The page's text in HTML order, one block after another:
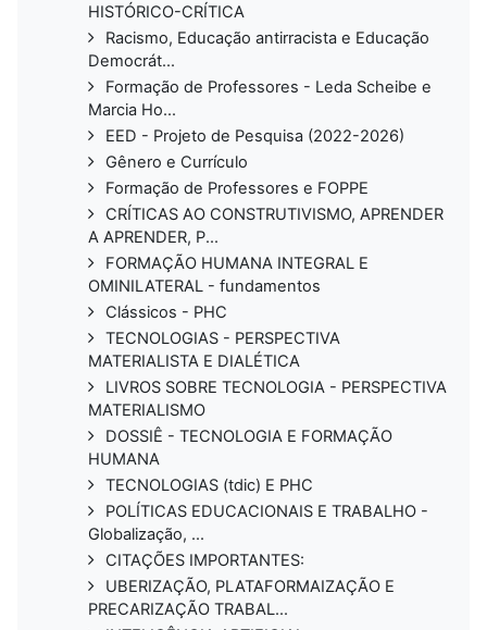
HISTÓRICO-CRÍTICA
Racismo, Educação antirracista e Educação
Democrát...
Formação de Professores - Leda Scheibe e
Marcia Ho...
EED - Projeto de Pesquisa (2022-2026)
Gênero e Currículo
Formação de Professores e FOPPE
CRÍTICAS AO CONSTRUTIVISMO, APRENDER
A APRENDER, P...
FORMAÇÃO HUMANA INTEGRAL E
OMINILATERAL - fundamentos
Clássicos - PHC
TECNOLOGIAS - PERSPECTIVA
MATERIALISTA E DIALÉTICA
LIVROS SOBRE TECNOLOGIA - PERSPECTIVA
MATERIALISMO
DOSSIÊ - TECNOLOGIA E FORMAÇÃO
HUMANA
TECNOLOGIAS (tdic) E PHC
POLÍTICAS EDUCACIONAIS E TRABALHO -
Globalização, ...
CITAÇÕES IMPORTANTES:
UBERIZAÇÃO, PLATAFORMAIZAÇÃO E
PRECARIZAÇÃO TRABAL...